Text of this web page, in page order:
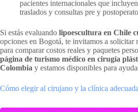
pacientes internacionales que
traslados y consultas pre y
Si estás evaluando lipoescultura en Chile
opciones en Bogotá, te invitamos a solicitar
para comparar costos reales y paquetes
página de turismo médico en cirugía
Colombia y estamos disponibles para
Cómo elegir al cirujano y la clínica adecuada